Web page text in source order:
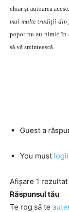
chiar şi autoarea
mai multe tradiţii din
popor nu au nimic în
să vă smintească.
Guest a
You must
Afișare 1 rezultat
Răspunsul tău
Te rog să te